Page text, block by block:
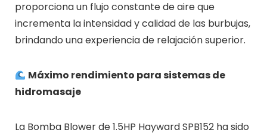
proporciona un flujo constante de aire que
incrementa la intensidad y calidad de las burbujas,
brindando una experiencia de relajación superior.
Máximo rendimiento para sistemas de
hidromasaje
La Bomba Blower de 1.5HP Hayward SPB152 ha sido